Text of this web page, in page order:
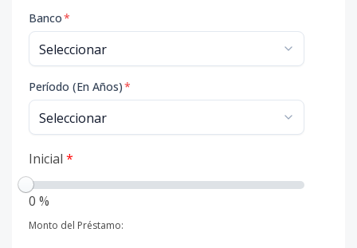
Banco*
Período (En Años)*
Inicial *
0 %
Monto del Préstamo: